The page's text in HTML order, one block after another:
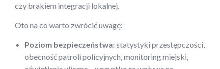
czy brakiem integracji lokalnej.
Oto na co warto zwrócić uwagę:
Poziom bezpieczeństwa: statystyki przestępczości,
obecność patroli policyjnych, monitoring miejski,